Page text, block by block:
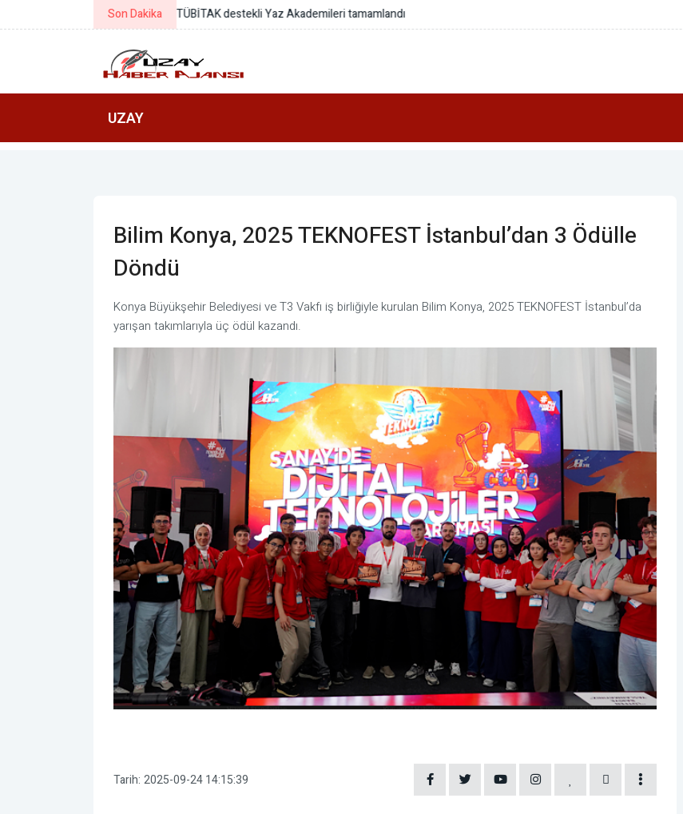
Son Dakika NASA, Nancy Grace Roman Uzay Teleskobu'nun yakıt dolumunu tamamladı
UZAY
Bilim Konya, 2025 TEKNOFEST İstanbul’dan 3 Ödülle
Döndü
Konya Büyükşehir Belediyesi ve T3 Vakfı iş birliğiyle kurulan Bilim Konya, 2025 TEKNOFEST İstanbul’da
yarışan takımlarıyla üç ödül kazandı.
Tarih: 2025-09-24 14:15:39